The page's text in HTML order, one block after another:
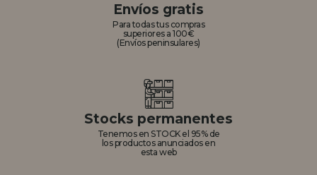
Envíos gratis
Para todas tus compras
superiores a 100€
(Envíos peninsulares)
Stocks permanentes
Tenemos en STOCK el 95% de
los productos anunciados en
esta web